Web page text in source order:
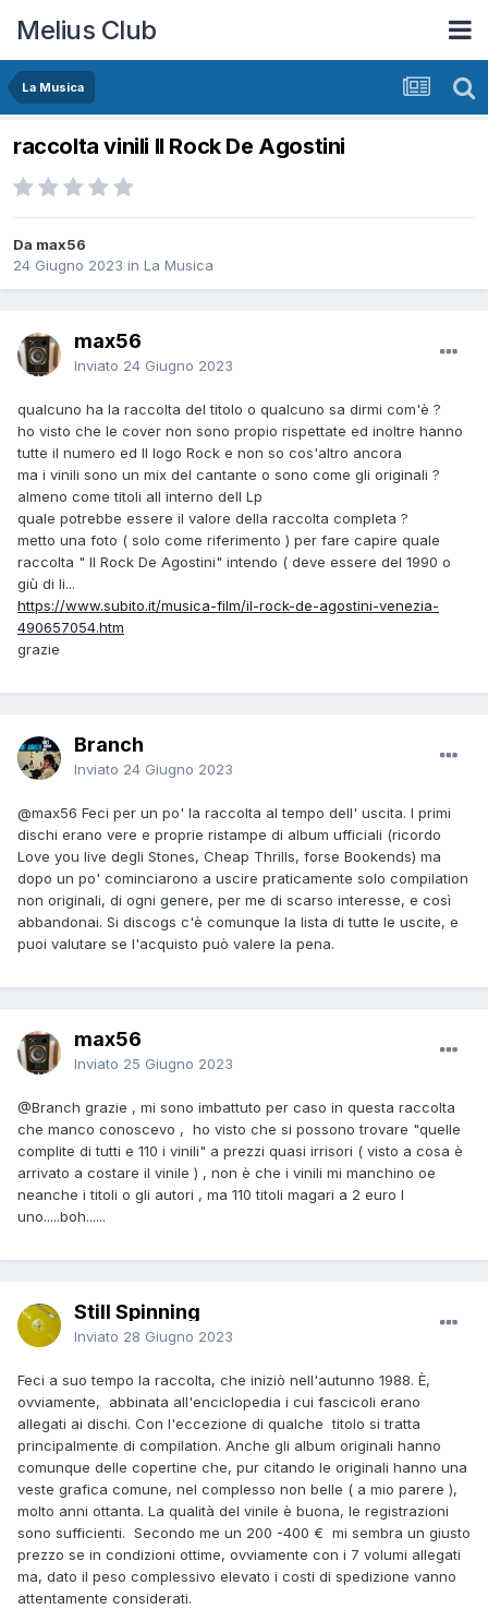
Melius Club
La Musica
raccolta vinili Il Rock De Agostini
Da max56
24 Giugno 2023 in La Musica
max56
Inviato 24 Giugno 2023
qualcuno ha la raccolta del titolo o qualcuno sa dirmi com'è ?
ho visto che le cover non sono propio rispettate ed inoltre hanno
tutte il numero ed ll logo Rock e non so cos'altro ancora
ma i vinili sono un mix del cantante o sono come gli originali ?
almeno come titoli all interno dell Lp
quale potrebbe essere il valore della raccolta completa ?
metto una foto ( solo come riferimento ) per fare capire quale
raccolta " Il Rock De Agostini" intendo ( deve essere del 1990 o
giù di li...
https://www.subito.it/musica-film/il-rock-de-agostini-venezia-
490657054.htm
grazie
Branch
Inviato 24 Giugno 2023
@max56 Feci per un po' la raccolta al tempo dell' uscita. I primi
dischi erano vere e proprie ristampe di album ufficiali (ricordo
Love you live degli Stones, Cheap Thrills, forse Bookends) ma
dopo un po' cominciarono a uscire praticamente solo compilation
non originali, di ogni genere, per me di scarso interesse, e così
abbandonai. Si discogs c'è comunque la lista di tutte le uscite, e
puoi valutare se l'acquisto può valere la pena.
max56
Inviato 25 Giugno 2023
@Branch grazie , mi sono imbattuto per caso in questa raccolta
che manco conoscevo , ho visto che si possono trovare "quelle
complite di tutti e 110 i vinili" a prezzi quasi irrisori ( visto a cosa è
arrivato a costare il vinile ) , non è che i vinili mi manchino oe
neanche i titoli o gli autori , ma 110 titoli magari a 2 euro l
uno.....boh......
Still Spinning
Inviato 28 Giugno 2023
Feci a suo tempo la raccolta, che iniziò nell'autunno 1988. È,
ovviamente, abbinata all'enciclopedia i cui fascicoli erano
allegati ai dischi. Con l'eccezione di qualche titolo si tratta
principalmente di compilation. Anche gli album originali hanno
comunque delle copertine che, pur citando le originali hanno una
veste grafica comune, nel complesso non belle ( a mio parere ),
molto anni ottanta. La qualità del vinile è buona, le registrazioni
sono sufficienti. Secondo me un 200 -400 € mi sembra un giusto
prezzo se in condizioni ottime, ovviamente con i 7 volumi allegati
ma, dato il peso complessivo elevato i costi di spedizione vanno
attentamente considerati.